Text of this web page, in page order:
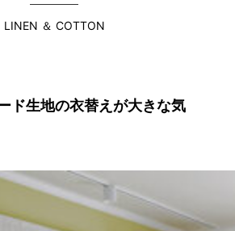
LINEN ＆ COTTON
ド生地の衣替えが大きな気